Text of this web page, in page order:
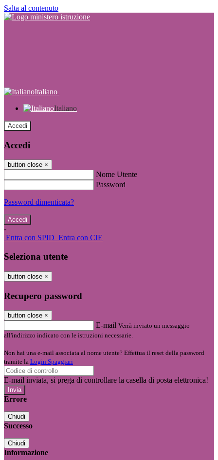
Salta al contenuto
Italiano
Italiano
Accedi
Accedi
button close ×
Nome Utente
Password
Password dimenticata?
-
Entra con SPID Entra con CIE
Seleziona utente
button close ×
Recupero password
button close ×
E-mail Verrà inviato un messaggio
all'indirizzo indicato con le istruzioni necessarie.
Non hai una e-mail associata al nome utente? Effettua il reset della password
tramite la Login Spaggiari
E-mail inviata, si prega di controllare la casella di posta elettronica!
Errore
Chiudi
Successo
Chiudi
Informazione